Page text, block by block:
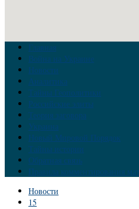
Главная
Война на Украине
Новости
Аналитика
Тайны Геополитики
Российские элиты
Теория заговора
Украина
Новый Мировой Порядок
Тайны истории
Обратная связь
Правила комментирования
Новости
15